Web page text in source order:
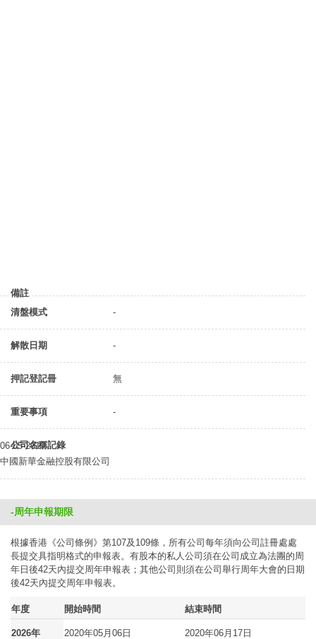
備註
清盤模式
-
解散日期 -
押記登記冊 無
重要事項 -
公司名稱記錄
06-05-2019
中國新華金融控股有限公司
-周年申報期限
根據香港《公司條例》第107及109條，所有公司每年須向公司註冊處處
長提交具指明格式的申報表。有股本的私人公司須在公司成立為法團的周
年日後42天內提交周年申報表；其他公司則須在公司舉行周年大會的日期
後42天內提交周年申報表。
年度 開始時間 結束時間
2026年 2020年05月06日 2020年06月17日